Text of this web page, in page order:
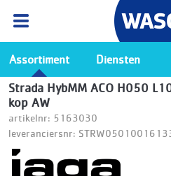
Ga naar de Wasco app
Assortiment Diensten
Strada HybMM ACO H050
kop AW
artikelnr: 5163030
leveranciersnr: